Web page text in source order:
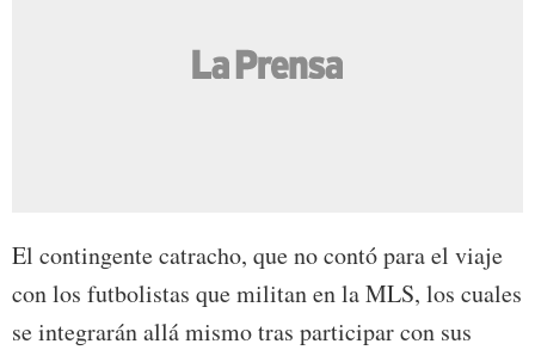
El contingente catracho, que no contó para el viaje
con los futbolistas que militan en la MLS, los cuales
se integrarán allá mismo tras participar con sus